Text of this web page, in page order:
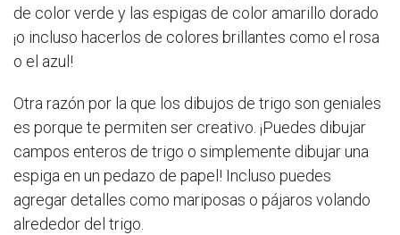
de color verde y las espigas de color amarillo dorado
¡o incluso hacerlos de colores brillantes como el rosa
o el azul!
Otra razón por la que los dibujos de trigo son geniales
es porque te permiten ser creativo. ¡Puedes dibujar
campos enteros de trigo o simplemente dibujar una
espiga en un pedazo de papel! Incluso puedes
agregar detalles como mariposas o pájaros volando
alrededor del trigo.